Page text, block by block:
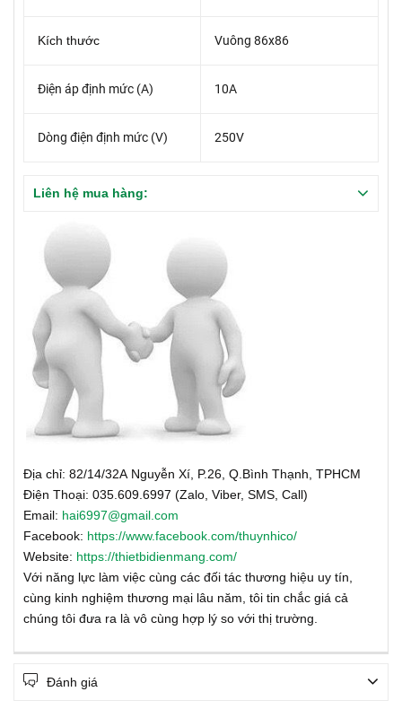
Kích thước Vuông 86x86
Điện áp định mức (A) 10A
Dòng điện định mức (V) 250V
Liên hệ mua hàng:
Địa chỉ: 82/14/32A Nguyễn Xí, P.26, Q.Bình Thạnh, TPHCM
Điện Thoại: 035.609.6997 (Zalo, Viber, SMS, Call)
Email: hai6997@gmail.com
Facebook: https://www.facebook.com/thuynhico/
Website: https://thietbidienmang.com/
Với năng lực làm việc cùng các đối tác thương hiệu uy tín,
cùng kinh nghiệm thương mại lâu năm, tôi tin chắc giá cả
chúng tôi đưa ra là vô cùng hợp lý so với thị trường.
Đánh giá